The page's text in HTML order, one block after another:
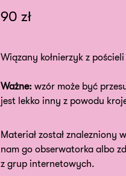
90 zł
Wiązany kołnierzyk z
Ważne: wzór może być
jest lekko inny z powodu
Materiał został znalezniony
nam go obserwatorka albo
z grup internetowych.